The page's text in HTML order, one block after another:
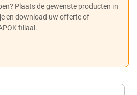
Plaats de gewenste producten in
en download uw offerte of
filiaal.